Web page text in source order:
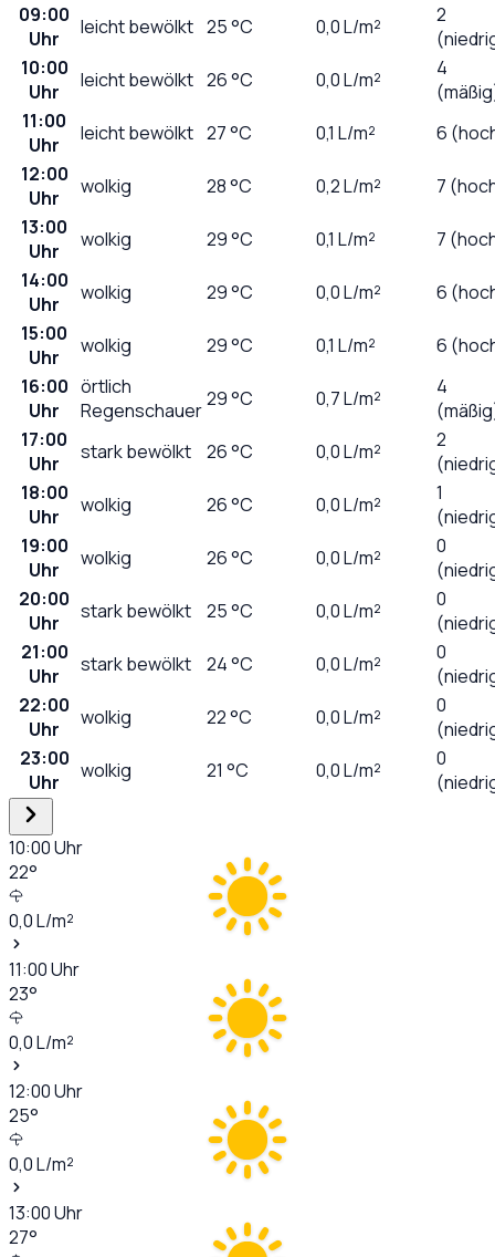
09:00
Uhr
leicht bewölkt 25°C 0,0L/m²
2
10:00
Uhr
leicht bewölkt 26°C 0,0L/m²
4
11:00
Uhr
leicht bewölkt 27°C 0,1 L/m²
6
12:00
Uhr
wolkig 28°C 0,2L/m²
7
13:00
Uhr
wolkig 29°C 0,1 L/m²
7
14:00
Uhr
wolkig 29°C 0,0L/m²
6
15:00
Uhr
wolkig 29°C 0,1 L/m²
6
16:00
Uhr
örtlich
Regenschauer29°C 0,7L/m²
4
17:00
Uhr
stark bewölkt 26°C 0,0L/m²
2
18:00
Uhr
wolkig 26°C 0,0L/m²
1
19:00
Uhr
wolkig 26°C 0,0L/m²
0
20:00
Uhr
stark bewölkt 25°C 0,0L/m²
0
21:00
Uhr
stark bewölkt 24°C 0,0L/m²
0
22:00
Uhr
wolkig 22°C 0,0L/m²
0
23:00
Uhr
wolkig 21 °C 0,0L/m²
0
10:00Uhr
22°
0,0L/m²
11:00Uhr
23°
0,0L/m²
12:00Uhr
25°
0,0L/m²
13:00Uhr
27°